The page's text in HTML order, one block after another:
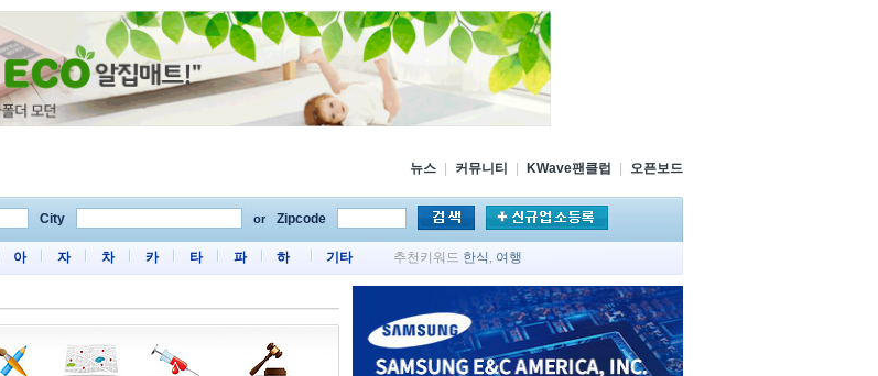
뉴스 커뮤니티 KWave팬클럽 오픈보드
City or Zipcode
아 자 차 카 타 파 하 기타 추천키워드 한식 , 여행